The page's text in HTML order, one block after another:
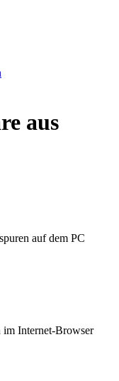
aus
auf dem PC
im Internet-Browser